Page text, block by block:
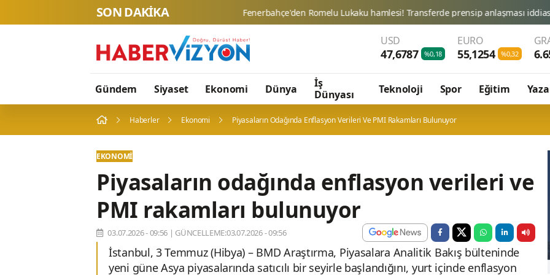
SON DAKİKA
USD
47,6787 %0,18
EURO
55,1254 %0,32
Gündem Siyaset Ekonomi Dünya
İş
Dünyası
Teknoloji Spor Eğitim
Haberler Ekonomi Piyasaların Odağında Enflasyon Verileri Ve PMI Rakamları Bulunuyor
EKONOMI
Piyasaların odağında enflasyon verileri ve
PMI rakamları bulunuyor
03.07.2026 - 09:56 | GÜNCELLEME:03.07.2026 - 09:56
İstanbul, 3 Temmuz (Hibya) – BMD Araştırma, Piyasalara Analitik Bakış bülteninde
yeni güne Asya piyasalarında satıcılı bir seyirle başlandığını, yurt içinde enflasyon